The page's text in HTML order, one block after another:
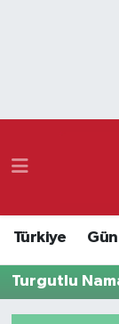
Türkiye
Turgutlu
Namaz
Süper Lig